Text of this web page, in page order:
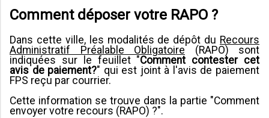
Comment déposer votre RAPO ?
Dans cette ville, les modalités de dépôt du Recours
Administratif Préalable Obligatoire(RAPO) sont
indiquées sur le feuillet "Comment contester cet
avis de paiement?" qui est joint à l'avis de paiement
FPS reçu par courrier.
Cette information se trouve dans la partie "Comment
envoyer votre recours (RAPO) ?".